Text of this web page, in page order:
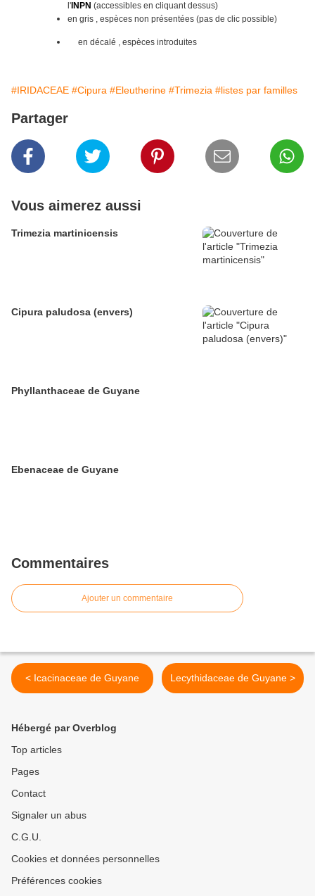
l' INPN (accessibles en cliquant dessus)
en gris , espèces non présentées (pas de clic possible)
en décalé , espèces introduites
#IRIDACEAE #Cipura #Eleutherine #Trimezia #listes par familles
Partager
Vous aimerez aussi
Trimezia martinicensis
Cipura paludosa (envers)
Phyllanthaceae de Guyane
Ebenaceae de Guyane
Commentaires
Ajouter un commentaire
< Icacinaceae de Guyane Lecythidaceae de Guyane >
Hébergé par Overblog
Top articles
Pages
Contact
Signaler un abus
C.G.U.
Cookies et données personnelles
Préférences cookies